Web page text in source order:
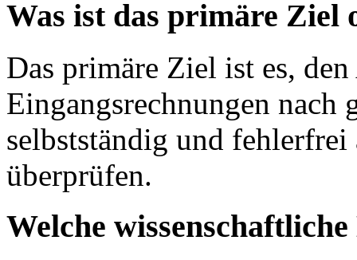
Was ist das primäre Ziel
Das primäre Ziel ist es,
Eingangsrechnungen nach
selbstständig und
überprüfen.
Welche